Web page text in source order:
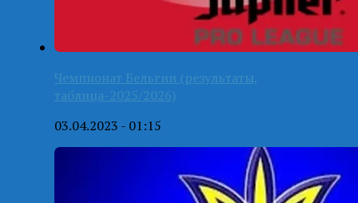
Чемпионат Бельгии (результаты,
таблица-2025/2026)
03.04.2023 - 01:15